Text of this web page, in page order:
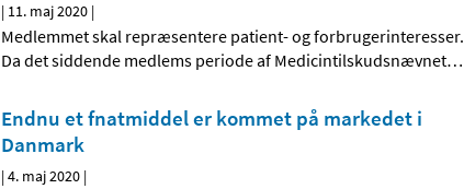
| 11. maj 2020 |
Medlemmet skal repræsentere patient- og forbrugerinteresser.
Da det siddende medlems periode af Medicintilskudsnævnet…
Endnu et fnatmiddel er kommet på markedet i
Danmark
|4. maj 2020 |